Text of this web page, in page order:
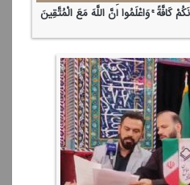
كَافَّةً ۚ وَاعْلَمُوا أَنَّ اللَّهَ مَعَ الْمُتَّقِینَ